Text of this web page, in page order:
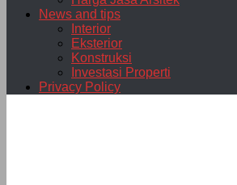
News and tips
Interior
Eksterior
Konstruksi
Investasi Properti
Privacy Policy